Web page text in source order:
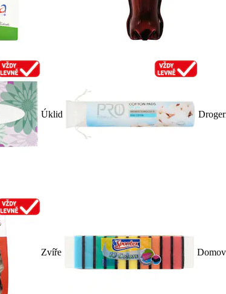
Úklid
Zvíře